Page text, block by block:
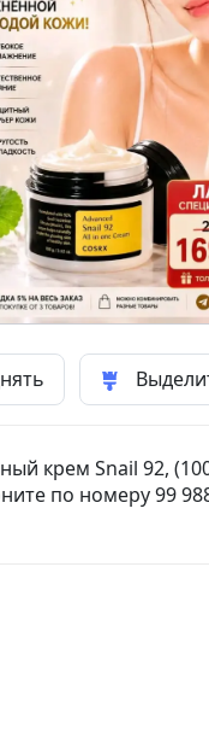
крем Snail 92,
по номеру 99